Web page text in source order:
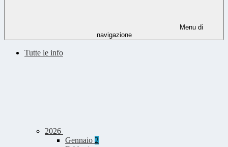
Menu di
navigazione
Tutte le info
2026
Gennaio 2